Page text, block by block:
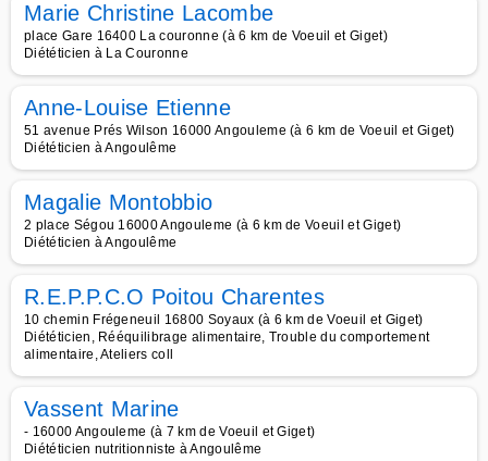
Marie Christine Lacombe
place Gare 16400 La couronne (à 6 km de Voeuil et Giget)
Diététicien à La Couronne
Anne-Louise Etienne
51 avenue Prés Wilson 16000 Angouleme (à 6 km de Voeuil et Giget)
Diététicien à Angoulême
Magalie Montobbio
2 place Ségou 16000 Angouleme (à 6 km de Voeuil et Giget)
Diététicien à Angoulême
R.E.P.P.C.O Poitou Charentes
10 chemin Frégeneuil 16800 Soyaux (à 6 km de Voeuil et Giget)
Diététicien, Rééquilibrage alimentaire, Trouble du comportement
alimentaire, Ateliers coll
Vassent Marine
- 16000 Angouleme (à 7 km de Voeuil et Giget)
Diététicien nutritionniste à Angoulême